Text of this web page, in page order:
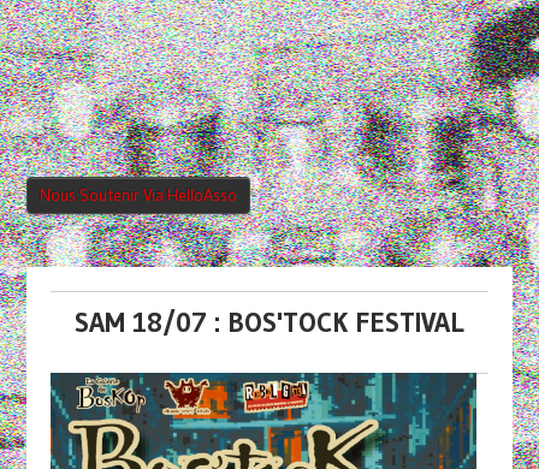
Nous Soutenir Via HelloAsso
SAM 18/07 : BOS'TOCK FESTIVAL